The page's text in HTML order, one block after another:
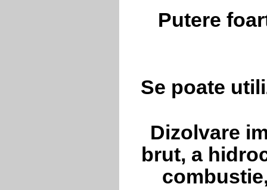
Putere
Se poate
Dizolvare
brut, a